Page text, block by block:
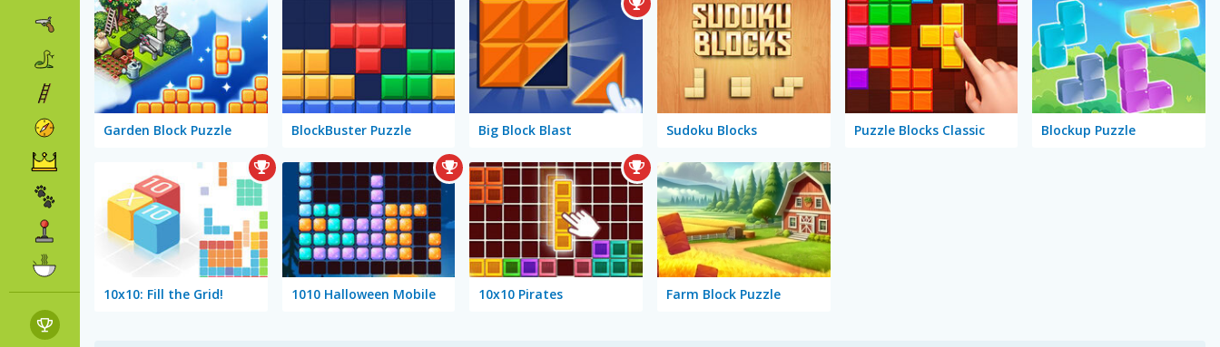
Garden Block Puzzle BlockBuster Puzzle Big Block Blast Sudoku Blocks Puzzle Blocks Classic Blockup Puzzle
10x10: Fill the Grid! 1010 Halloween Mobile 10x10 Pirates Farm Block Puzzle